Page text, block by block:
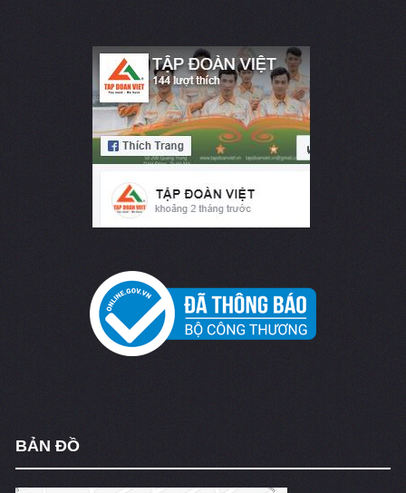
BẢN ĐỒ